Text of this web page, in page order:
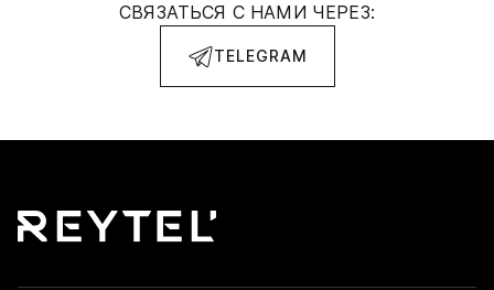
СВЯЗАТЬСЯ С НАМИ ЧЕРЕЗ:
TELEGRAM